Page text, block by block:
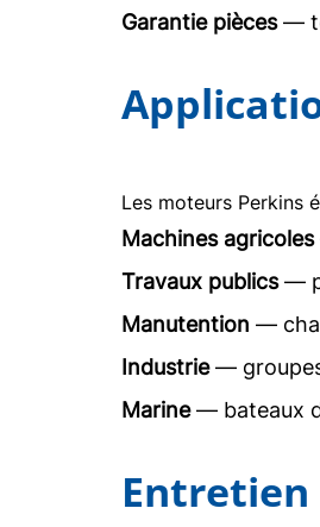
Garantie pièces—
Les moteurs Perkins
Machines agricoles
Travaux publics—
Manutention —
Industrie— groupes
Marine— bateaux
Entretien